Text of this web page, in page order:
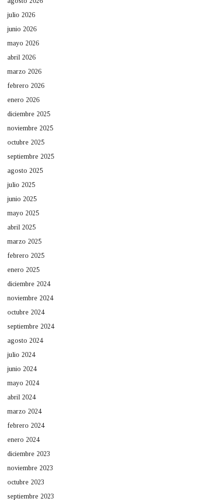
julio 2026
junio 2026
mayo 2026
abril 2026
marzo 2026
febrero 2026
enero 2026
diciembre 2025
noviembre 2025
octubre 2025
septiembre 2025
agosto 2025
julio 2025
junio 2025
mayo 2025
abril 2025
marzo 2025
febrero 2025
enero 2025
diciembre 2024
noviembre 2024
octubre 2024
septiembre 2024
agosto 2024
julio 2024
junio 2024
mayo 2024
abril 2024
marzo 2024
febrero 2024
enero 2024
diciembre 2023
noviembre 2023
octubre 2023
septiembre 2023